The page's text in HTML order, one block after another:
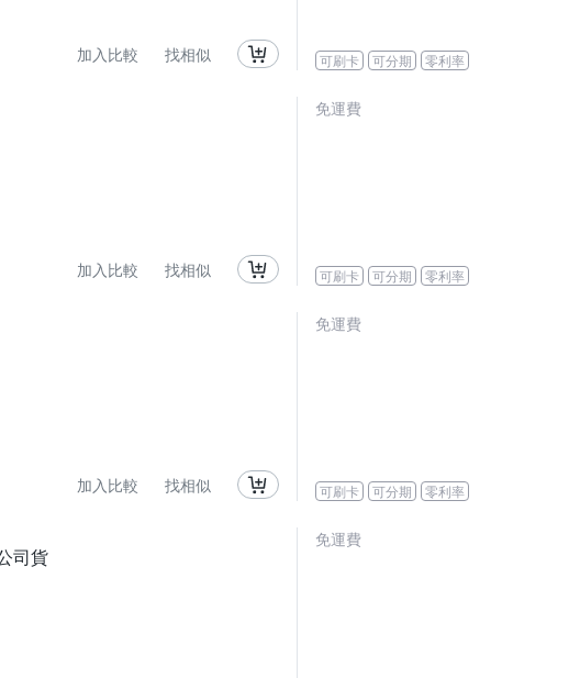
加入比較 找相似 可刷卡 可分期 零利率
加入比較 找相似
免運費
可刷卡 可分期 零利率
加入比較 找相似
免運費
可刷卡 可分期 零利率
司貨
免運費